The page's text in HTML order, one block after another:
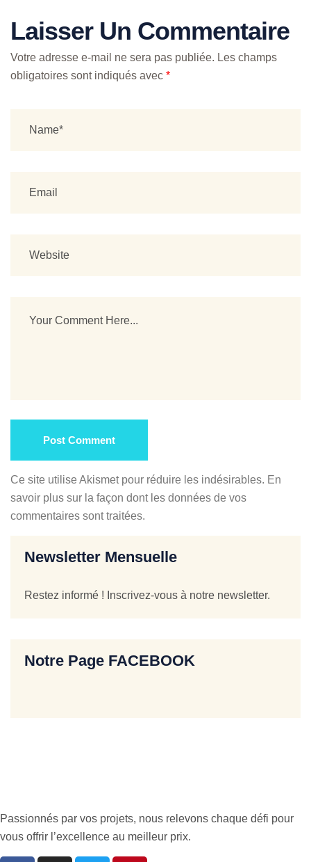
Laisser Un Commentaire
Votre adresse e-mail ne sera pas publiée. Les champs
obligatoires sont indiqués avec *
Post Comment
Ce site utilise Akismet pour réduire les indésirables. En
savoir plus sur la façon dont les données de vos
commentaires sont traitées.
Newsletter Mensuelle
Restez informé ! Inscrivez-vous à notre newsletter.
Notre Page FACEBOOK
Passionnés par vos projets, nous relevons chaque défi pour
vous offrir l’excellence au meilleur prix.